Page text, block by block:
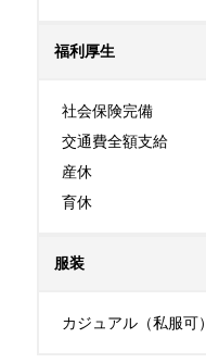
福利厚生
社会保険完備
交通費全額支給
産休
育休
服装
カジュアル（私服可）